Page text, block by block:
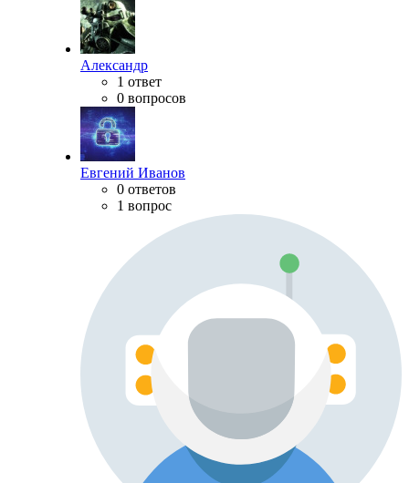
Александр
1 ответ
0 вопросов
Евгений Иванов
0 ответов
1 вопрос